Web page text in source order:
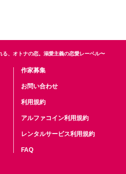
る、オトナの恋。溺愛主義の恋愛レーベル〜
作家募集
お問い合わせ
利用規約
アルファコイン利用規約
レンタルサービス利用規約
FAQ